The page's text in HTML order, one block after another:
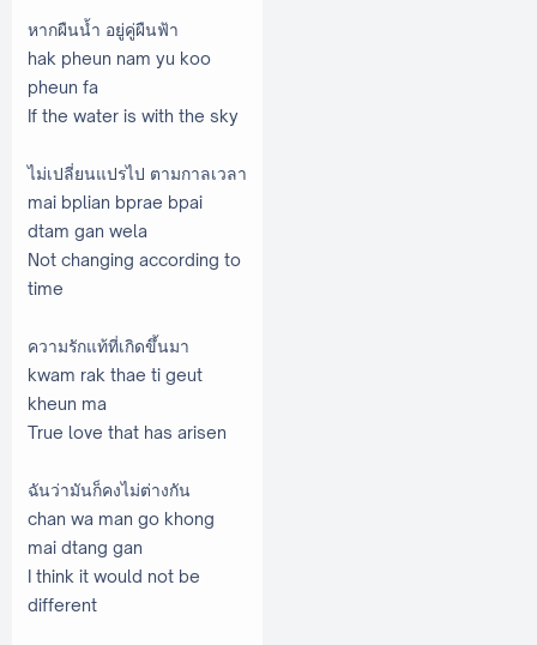
หากผืนน้ำ อยู่คู่ผืนฟ้า
hak pheun nam yu koo
pheun fa
If the water is with the sky
ไม่เปลี่ยนแปรไป ตามกาลเวลา
mai bplian bprae bpai
dtam gan wela
Not changing according to
time
ความรักแท้ที่เกิดขึ้นมา
kwam rak thae ti geut
kheun ma
True love that has arisen
ฉันว่ามันก็คงไม่ต่างกัน
chan wa man go khong
mai dtang gan
I think it would not be
different